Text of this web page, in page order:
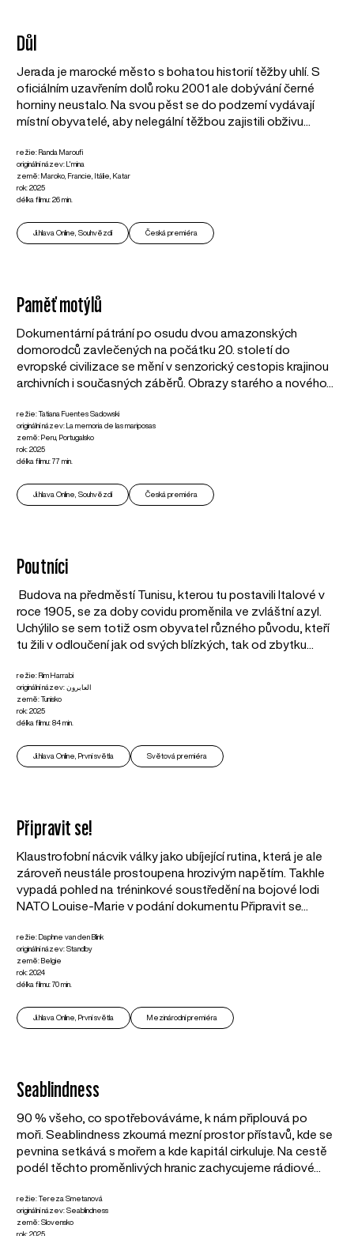
Důl
Jerada je marocké město s bohatou historií těžby uhlí. S
oficiálním uzavřením dolů roku 2001 ale dobývání černé
horniny neustalo. Na svou pěst se do podzemí vydávají
místní obyvatelé, aby nelegální těžbou zajistili obživu...
režie: Randa Maroufi
originální název: L'mina
země: Maroko, Francie, Itálie, Katar
rok: 2025
délka filmu: 26 min.
Ji.hlava Online, Souhvězdí Česká premiéra
Paměť motýlů
Dokumentární pátrání po osudu dvou amazonských
domorodců zavlečených na počátku 20. století do
evropské civilizace se mění v senzorický cestopis krajinou
archivních i současných záběrů. Obrazy starého a nového...
režie: Tatiana Fuentes Sadowski
originální název: La memoria de las mariposas
země: Peru, Portugalsko
rok: 2025
délka filmu: 77 min.
Ji.hlava Online, Souhvězdí Česká premiéra
Poutníci
Budova na předměstí Tunisu, kterou tu postavili Italové v
roce 1905, se za doby covidu proměnila ve zvláštní azyl.
Uchýlilo se sem totiž osm obyvatel různého původu, kteří
tu žili v odloučení jak od svých blízkých, tak od zbytku...
režie: Rim Harrabi
originální název: العابرون
země: Tunisko
rok: 2025
délka filmu: 84 min.
Ji.hlava Online, První světla Světová premiéra
Připravit se!
Klaustrofobní nácvik války jako ubíjející rutina, která je ale
zároveň neustále prostoupena hrozivým napětím. Takhle
vypadá pohled na tréninkové soustředění na bojové lodi
NATO Louise-Marie v podání dokumentu Připravit se...
režie: Daphne van den Blink
originální název: Standby
země: Belgie
rok: 2024
délka filmu: 70 min.
Ji.hlava Online, První světla Mezinárodní premiéra
Seablindness
90 % všeho, co spotřebováváme, k nám připlouvá po
moři. Seablindness zkoumá mezní prostor přístavů, kde se
pevnina setkává s mořem a kde kapitál cirkuluje. Na cestě
podél těchto proměnlivých hranic zachycujeme rádiové...
režie: Tereza Smetanová
originální název: Seablindness
země: Slovensko
rok: 2025